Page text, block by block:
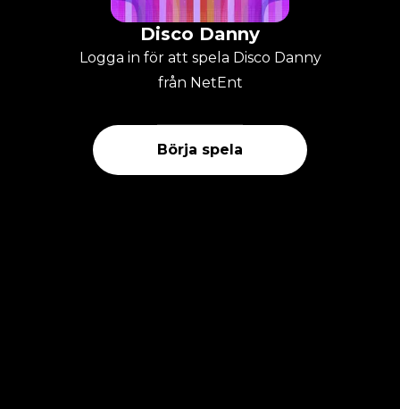
Disco Danny
Logga in för att spela Disco Danny
från NetEnt
Börja spela